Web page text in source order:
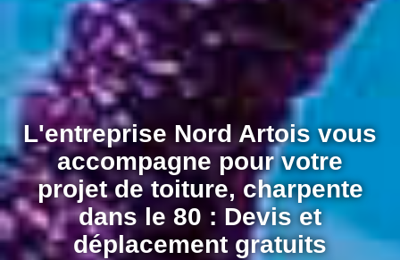
L'entreprise Nord Artois vous
accompagne pour votre
projet de toiture, charpente
dans le 80 : Devis et
déplacement gratuits